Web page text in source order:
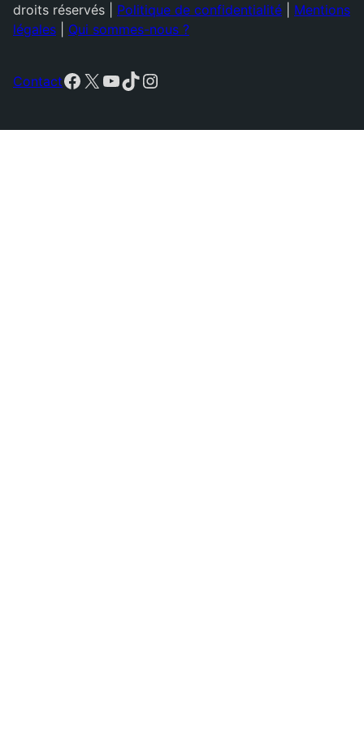
droits réservés | Politique de confidentialité
Mentions
légales
Qui sommes-nous ?
ContactFacebook
X YouTube
TikTok
Instagram